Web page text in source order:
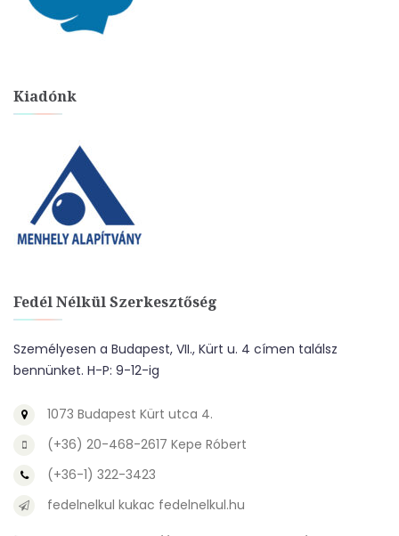
Kiadónk
Fedél Nélkül Szerkesztőség
Személyesen a Budapest, VII., Kürt u. 4 címen találsz
bennünket. H-P: 9-12-ig
1073 Budapest Kürt utca 4.
(+36) 20-468-2617 Kepe Róbert
(+36-1) 322-3423
fedelnelkul kukac fedelnelkul.hu